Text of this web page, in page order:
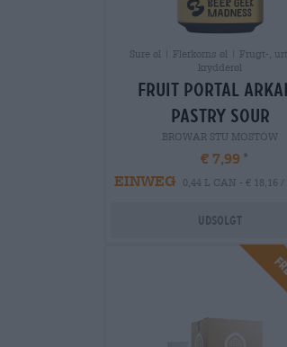
Sure øl | Flerkorns øl | Frugt-,
krydderøl
fruit portal
pastry sour
BROWAR STU MOSTÓW
€ 7,99
EINWEG
0,44 L CAN - € 18,16 /
Udsolgt